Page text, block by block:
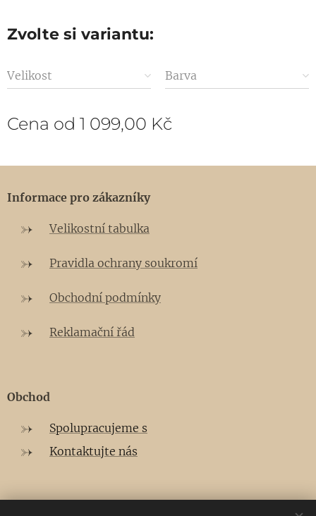
Zvolte si variantu:
Velikost Barva
Cena od 1 099,00 Kč
Informace pro zákazníky
Velikostní tabulka
Pravidla ochrany soukromí
Obchodní podmínky
Reklamační řád
Obchod
Spolupracujeme s
Kontaktujte nás